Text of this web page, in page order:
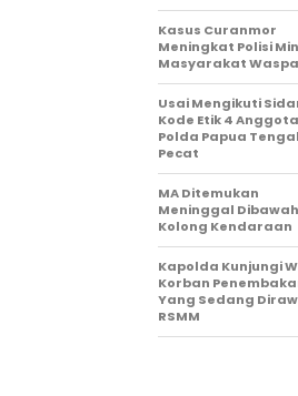
Kasus Curanmor
Meningkat Polisi
Masyarakat
Usai Mengikuti
Kode Etik 4 Anggota
Polda Papua
Pecat
MA Ditemukan
Meninggal Dibawah
Kolong Kendaraan
Kapolda Kunjungi
Korban
Yang Sedang
RSMM